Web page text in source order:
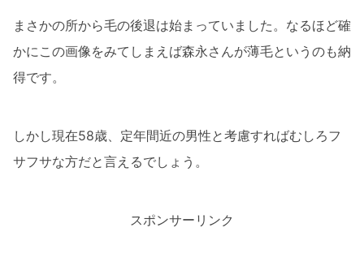
まさかの所から毛の後退は始まっていました。なるほど確
かにこの画像をみてしまえば森永さんが薄毛というのも納
得です。
しかし現在58歳、定年間近の男性と考慮すればむしろフ
サフサな方だと言えるでしょう。
スポンサーリンク